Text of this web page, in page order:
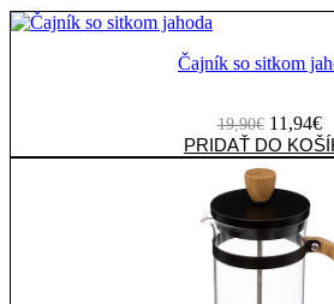
Čajník so sitkom
19,90€ Pôvodná
cena
bola:
19,90€.
11,94€
Čajník
so
sitkom
jahoda
PRIDAŤ DO